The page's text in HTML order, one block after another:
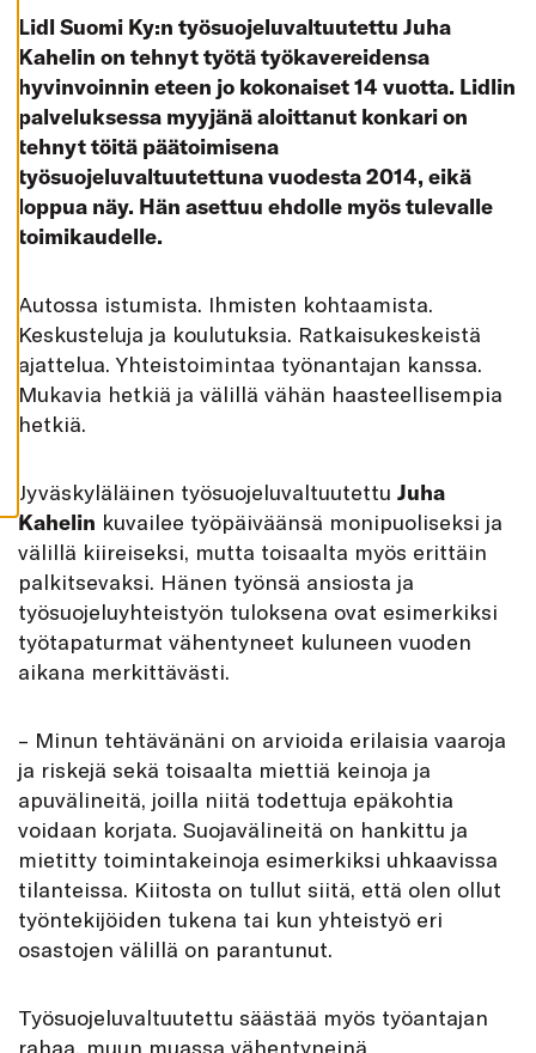
I
K
K
I
H
Ä
K
S
Y
K
K
I
V
S
T
E
Lidl Suomi Ky:n työsuojeluvaltuutettu Juha
Kahelin on tehnyt työtä työkavereidensa
hyvinvoinnin eteen jo kokonaiset 14 vuotta. Lidlin
palveluksessa myyjänä aloittanut konkari on
tehnyt töitä päätoimisena
työsuojeluvaltuutettuna vuodesta 2014, eikä
loppua näy. Hän asettuu ehdolle myös tulevalle
toimikaudelle.
Autossa istumista. Ihmisten kohtaamista.
Keskusteluja ja koulutuksia. Ratkaisukeskeistä
ajattelua. Yhteistoimintaa työnantajan kanssa.
Mukavia hetkiä ja välillä vähän haasteellisempia
hetkiä.
Jyväskyläläinen työsuojeluvaltuutettu Juha
Kahelin kuvailee työpäiväänsä monipuoliseksi ja
välillä kiireiseksi, mutta toisaalta myös erittäin
palkitsevaksi. Hänen työnsä ansiosta ja
työsuojeluyhteistyön tuloksena ovat esimerkiksi
työtapaturmat vähentyneet kuluneen vuoden
aikana merkittävästi.
– Minun tehtävänäni on arvioida erilaisia vaaroja
ja riskejä sekä toisaalta miettiä keinoja ja
apuvälineitä, joilla niitä todettuja epäkohtia
voidaan korjata. Suojavälineitä on hankittu ja
mietitty toimintakeinoja esimerkiksi uhkaavissa
tilanteissa. Kiitosta on tullut siitä, että olen ollut
työntekijöiden tukena tai kun yhteistyö eri
osastojen välillä on parantunut.
Työsuojeluvaltuutettu säästää myös työantajan
rahaa, muun muassa vähentyneinä